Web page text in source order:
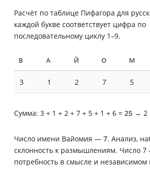
Расчёт по таблице Пифагора для
каждой букве соответствует цифра по
последовательному циклу 1–9.
В А Й О М
3 1 2 7 5
Сумма: 3 + 1 + 2 + 7 + 5 + 1 + 6 = 25 → 2
Число имени Вайомия — 7. Анализ,
склонность к размышлениям. Число 7
потребность в смысле и независимом